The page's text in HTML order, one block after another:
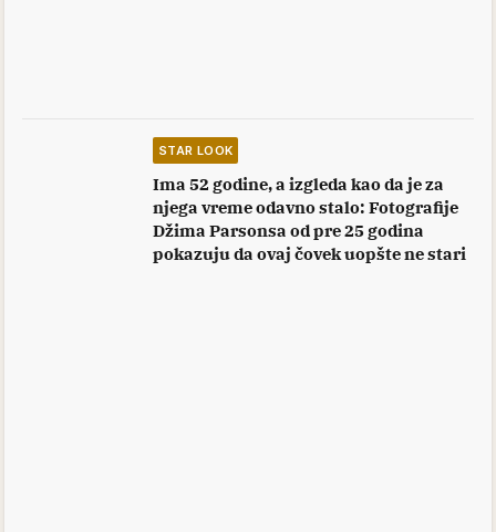
STAR LOOK
Ima 52 godine, a izgleda kao da je za
njega vreme odavno stalo: Fotografije
Džima Parsonsa od pre 25 godina
pokazuju da ovaj čovek uopšte ne stari